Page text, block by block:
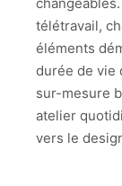
télétravail,
éléments
durée de vie
sur-mesure
atelier
vers le